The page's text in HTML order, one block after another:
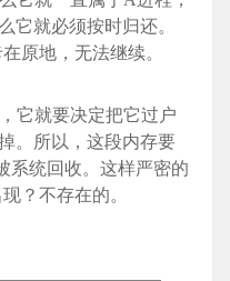
它就必须按时归还。
原地，无法继续。
它就要决定把它过户
。所以，这段内存要
系统回收。这样严密的
？不存在的。